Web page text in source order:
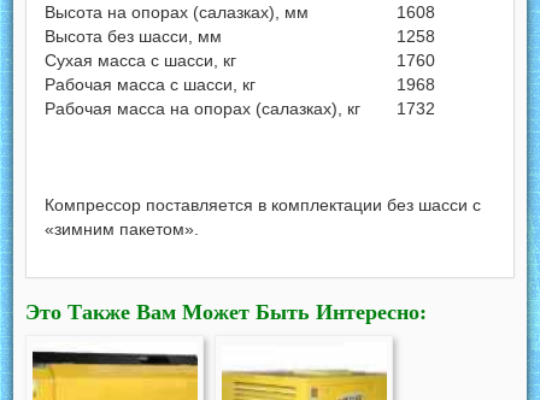
Высота на опорах (салазках), мм
1608
Высота без шасси, мм
1258
Сухая масса с шасси, кг
1760
Рабочая масса с шасси, кг
1968
Рабочая масса на опорах (салазках), кг
1732
Компрессор поставляется в комплектации без шасси с
«зимним пакетом».
Это Также Вам Может Быть Интересно: